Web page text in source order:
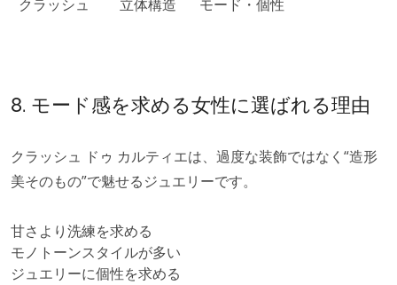
クラッシュ 立体構造 モード・個性
8. モード感を求める女性に選ばれる理由
クラッシュ ドゥ カルティエは、過度な装飾ではなく“造形
美そのもの”で魅せるジュエリーです。
甘さより洗練を求める
モノトーンスタイルが多い
ジュエリーに個性を求める